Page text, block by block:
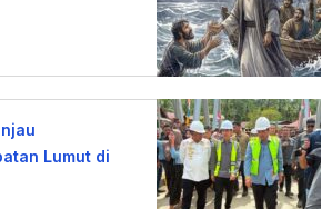
Lumut di